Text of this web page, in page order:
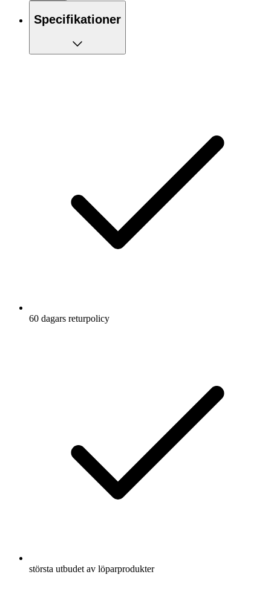
Kan användas som underlag
värmezoner
Specifikationer
60 dagars returpolicy
största utbudet av löparprodukter